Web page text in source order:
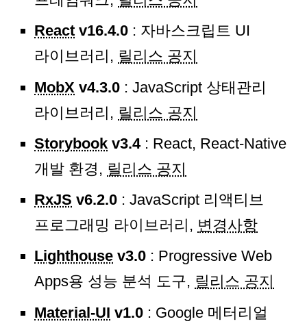
React v16.4.0 : 자바스크립트 UI
라이브러리, 릴리스 공지
MobX v4.3.0 : JavaScript 상태관리
라이브러리, 릴리스 공지
Storybook v3.4: React, React-Native
개발 환경, 릴리스 공지
RxJS v6.2.0 : JavaScript 리액티브
프로그래밍 라이브러리, 변경사항
Lighthouse v3.0 : Progressive Web
Apps용 성능 분석 도구, 릴리스 공지
Material-UI v1.0 : Google 메터리얼